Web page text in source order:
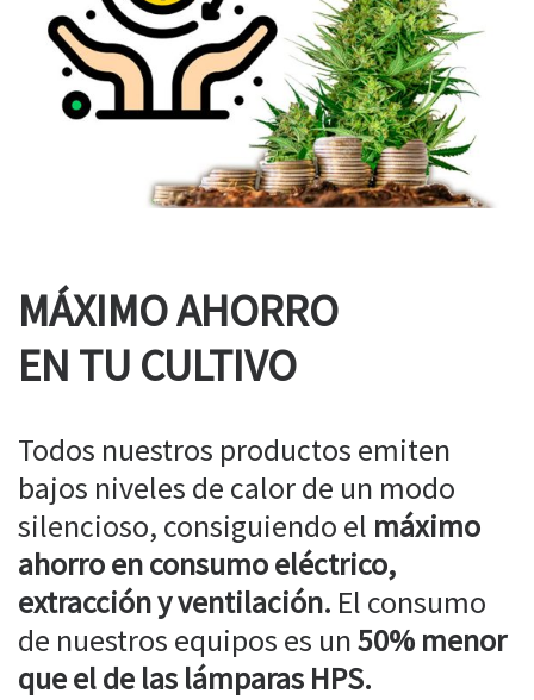
MÁXIMO AHORRO
EN TU CULTIVO
Todos nuestros productos emiten
bajos niveles de calor de un modo
silencioso, consiguiendo el máximo
ahorro en consumo eléctrico,
extracción y ventilación. El consumo
de nuestros equipos es un50% menor
que el de las lámparas HPS.